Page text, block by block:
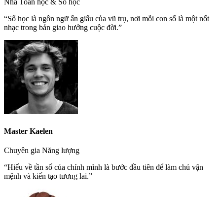
Nhà Toán học & Số học
“Số học là ngôn ngữ ẩn giấu của vũ trụ, nơi mỗi con số là một nốt
nhạc trong bản giao hưởng cuộc đời.”
Master Kaelen
Chuyên gia Năng lượng
“Hiểu về tần số của chính mình là bước đầu tiên để làm chủ vận
mệnh và kiến tạo tương lai.”